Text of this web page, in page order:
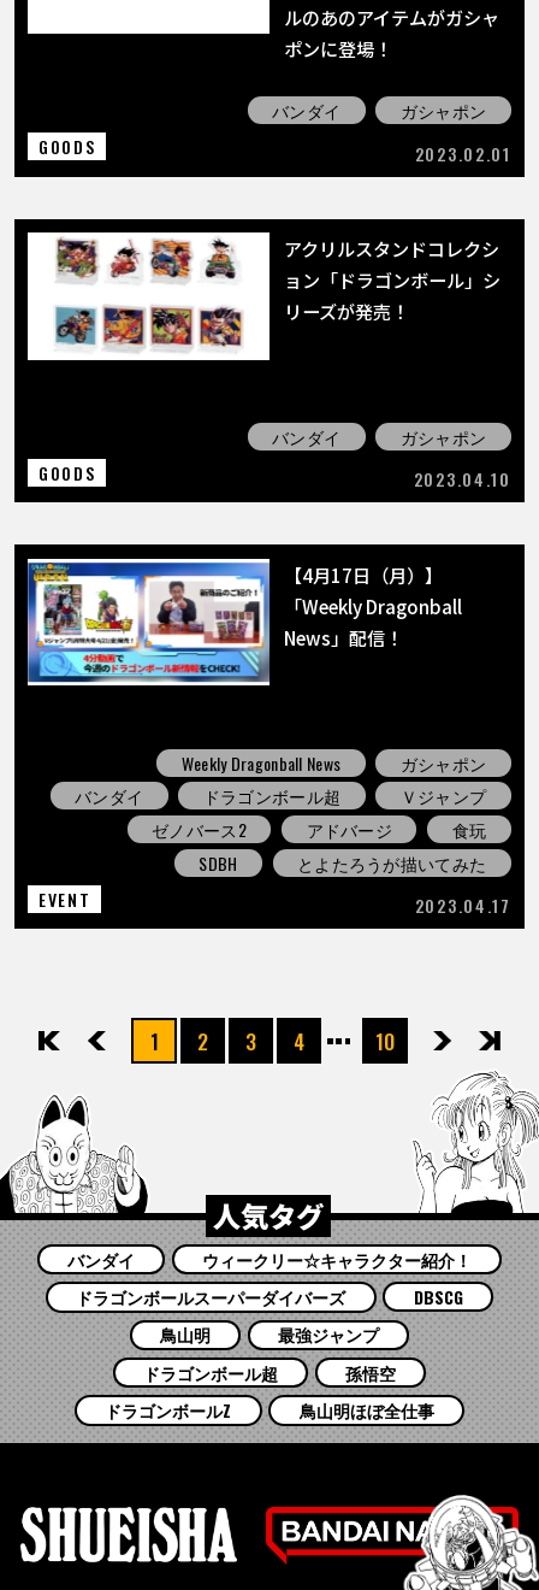
ルのあのアイテムがガシャ
ポンに登場！
バンダイ
ガシャポン
GOODS
2023.02.01
アクリルスタンドコレクシ
ョン「ドラゴンボール」シ
リーズが発売！
バンダイ
ガシャポン
GOODS
2023.04.10
【4月17日（月）】
「Weekly Dragonball
News」配信！
Weekly Dragonball News
ガシャポン
バンダイ
ドラゴンボール超
Ｖジャンプ
ゼノバース2
アドバージ
食玩
SDBH
とよたろうが描いてみた
EVENT
2023.04.17
先頭 前へ1 2 3 4 10次へ最後
人気タグ
バンダイ
ウィークリー☆キャラクター紹介！
ドラゴンボールスーパーダイバーズ
DBSCG
鳥山明
最強ジャンプ
ドラゴンボール超
孫悟空
ドラゴンボールZ
鳥山明ほぼ全仕事